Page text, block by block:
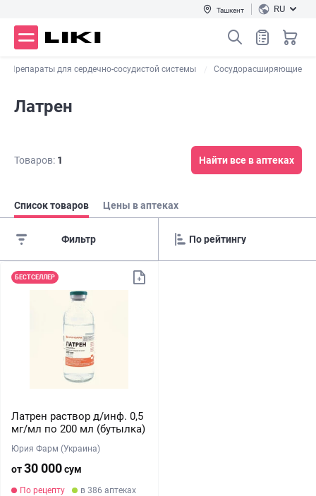
Ташкент RU
Препараты для сердечно-сосудистой системы Сосудорасширяющие
Латрен
Товаров: 1 Найти все в аптеках
Список товаров Цены в аптеках
Фильтр
БЕСТСЕЛЛЕР
Латрен раствор д/инф. 0,5
мг/мл по 200 мл (бутылка)
Юрия Фарм (Украина)
от30 000сум
По рецепту в 386 аптеках